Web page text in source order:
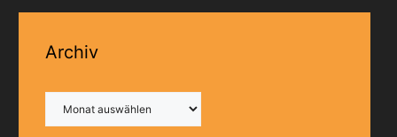
Archiv